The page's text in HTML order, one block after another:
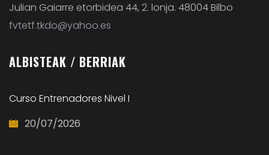
Julian Gaiarre etorbidea 44, 2. lonja. 48004 Bilbo
fvtetf.tkdo@yahoo.es
ALBISTEAK / BERRIAK
Curso Entrenadores Nivel I
20/07/2026